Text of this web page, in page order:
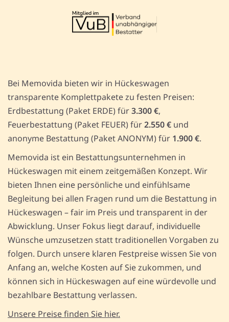
Bei Memovida bieten wir in Hückeswagen
transparente Komplettpakete zu festen Preisen:
Erdbestattung (Paket ERDE) für3.300 €,
Feuerbestattung (Paket FEUER) für2.550 € und
anonyme Bestattung (Paket ANONYM) für 1.900 €.
Memovida ist ein Bestattungsunternehmen in
Hückeswagen mit einem zeitgemäßen Konzept. Wir
bieten Ihnen eine persönliche und einfühlsame
Begleitung bei allen Fragen rund um die Bestattung in
Hückeswagen – fair im Preis und transparent in der
Abwicklung. Unser Fokus liegt darauf, individuelle
Wünsche umzusetzen statt traditionellen Vorgaben zu
folgen. Durch unsere klaren Festpreise wissen Sie von
Anfang an, welche Kosten auf Sie zukommen, und
können sich in Hückeswagen auf eine würdevolle und
bezahlbare Bestattung verlassen.
Unsere Preise finden Sie hier.